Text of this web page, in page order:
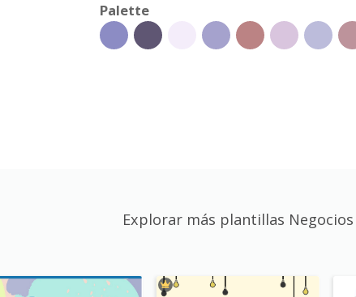
Palette
Explorar más plantillas Negocios